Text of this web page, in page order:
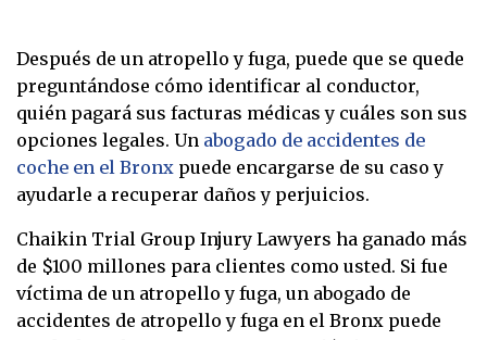
Después de un atropello y fuga, puede que se quede
preguntándose cómo identificar al conductor,
quién pagará sus facturas médicas y cuáles son sus
opciones legales. Un abogado de accidentes de
coche en el Bronx puede encargarse de su caso y
ayudarle a recuperar daños y perjuicios.
Chaikin Trial Group Injury Lawyers ha ganado más
de $100 millones para clientes como usted. Si fue
víctima de un atropello y fuga, un abogado de
accidentes de atropello y fuga en el Bronx puede